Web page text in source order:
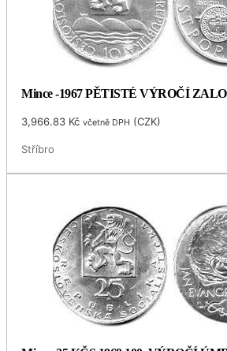
Mince -1967 PĚTISTÉ VÝROČÍ
3,966.83 Kč včetně DPH (CZK)
Stříbro